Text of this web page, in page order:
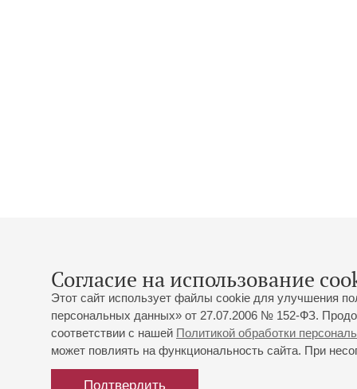
Согласие на использование
Этот сайт использует файлы cookie для улучшения
персональных данных» от 27.07.2006 № 152-ФЗ.
соответствии с нашей Политикой обработки
может повлиять на функциональность сайта. При
Подтвердить